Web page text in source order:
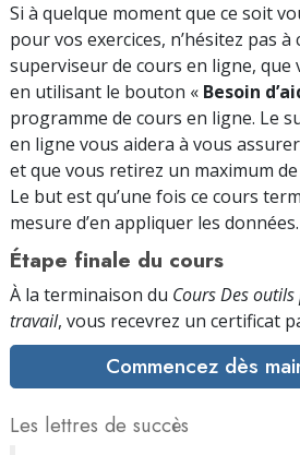
Si à quelque moment que ce soit
pour vos exercices, n’hésitez pas
superviseur de cours en ligne, que
en utilisant le bouton « Besoin
programme de cours en ligne. Le
en ligne vous aidera à vous
et que vous retirez un maximum
Le but est qu’une fois ce cours
mesure d’en appliquer les données.
Étape finale du cours
À la terminaison du Cours Des
travail, vous recevrez un certificat
Commencez dès
Les lettres de succès